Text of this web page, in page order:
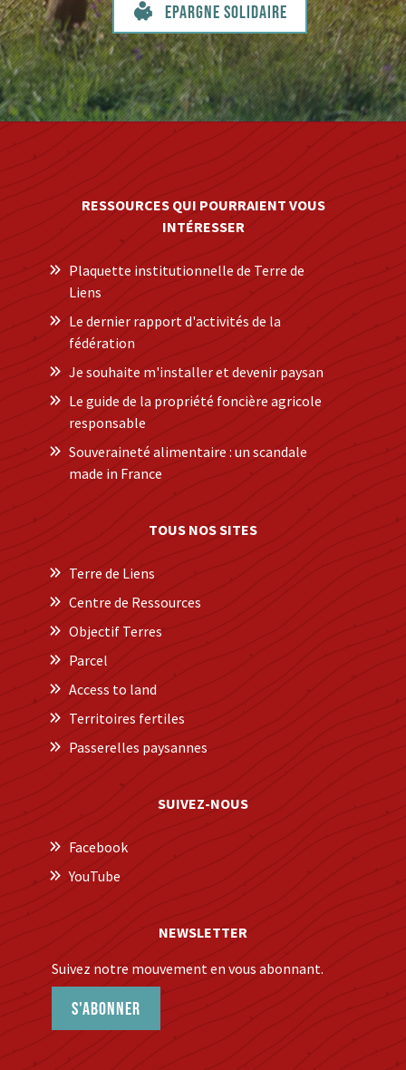
Epargne solidaire
RESSOURCES QUI POURRAIENT VOUS
INTÉRESSER
Plaquette institutionnelle de Terre de
Liens
Le dernier rapport d'activités de la
fédération
Je souhaite m'installer et devenir paysan
Le guide de la propriété foncière agricole
responsable
Souveraineté alimentaire : un scandale
made in France
TOUS NOS SITES
Terre de Liens
Centre de Ressources
Objectif Terres
Parcel
Access to land
Territoires fertiles
Passerelles paysannes
SUIVEZ-NOUS
Facebook
YouTube
NEWSLETTER
Suivez notre mouvement en vous abonnant.
S'abonner